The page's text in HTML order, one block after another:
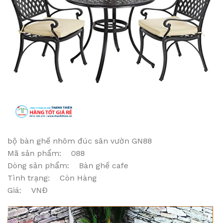
bộ bàn ghế nhôm đúc sân vườn GN88
Mã sản phẩm: 088
Dòng sản phẩm: Bàn ghế cafe
Tình trạng: Còn Hàng
Giá: VNĐ